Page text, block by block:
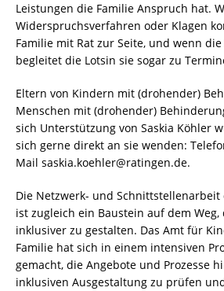
Leistungen die Familie Anspruch hat.
Widerspruchsverfahren oder Klagen
Familie mit Rat zur Seite, und wenn
begleitet die Lotsin sie sogar zu
Eltern von Kindern mit (drohender)
Menschen mit (drohender)
sich Unterstützung von Saskia Köhler
sich gerne direkt an sie wenden:
Mail saskia.koehler@ratingen.de.
Die Netzwerk- und
ist zugleich ein Baustein auf dem Weg,
inklusiver zu gestalten. Das Amt für
Familie hat sich in einem intensiven
gemacht, die Angebote und Prozesse
inklusiven Ausgestaltung zu prüfen